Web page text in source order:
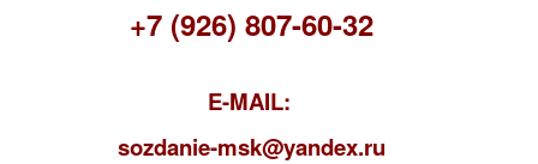
+7 (926) 807-60-32
E-MAIL:
sozdanie-msk@yandex.ru